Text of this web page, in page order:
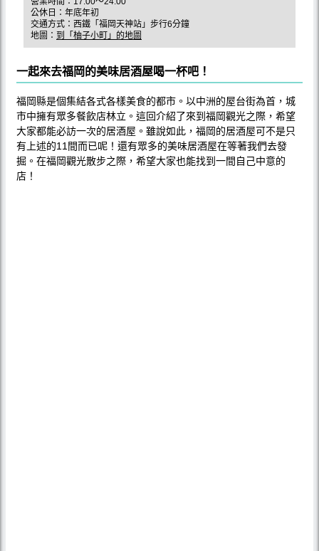
公休日：年底年初
交通方式：西鐵「福岡天神站」步行6分鐘
地圖： 到「柚子小町」的地圖
一起來去福岡的美味居酒屋喝一杯吧！
福岡縣是個集結各式各樣美食的都市。以中洲的屋台街為首，城
市中擁有眾多餐飲店林立。這回介紹了來到福岡觀光之際，希望
大家都能必訪一次的居酒屋。雖說如此，福岡的居酒屋可不是只
有上述的11間而已呢！還有眾多的美味居酒屋在等著我們去發
掘。在福岡觀光散步之際，希望大家也能找到一間自己中意的
店！